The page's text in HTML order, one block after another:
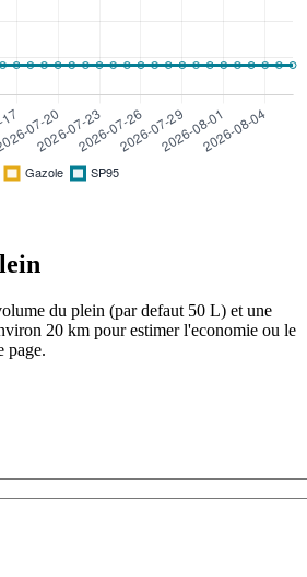
du plein (par defaut 50 L) et une
20 km pour estimer l'economie ou le
page.